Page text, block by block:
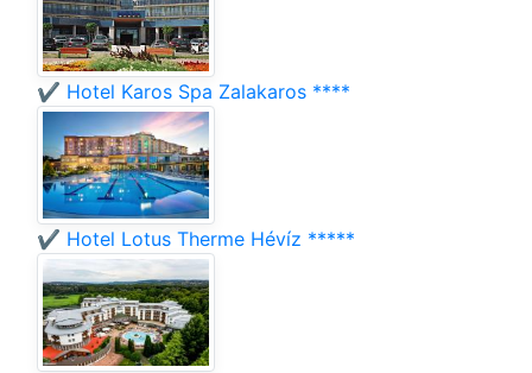
✔️ Hotel Karos Spa Zalakaros ****
✔️ Hotel Lotus Therme Hévíz *****